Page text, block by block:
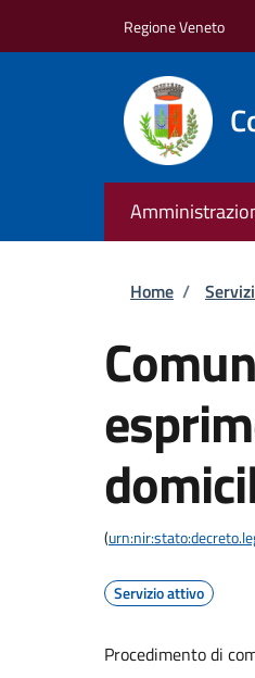
Regione Veneto
Home / Servizi
(
Servizio attivo
Procedimento di